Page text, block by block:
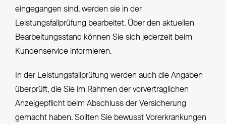
eingegangen sind, werden sie in der
Leistungsfallprüfung bearbeitet. Über den aktuellen
Bearbeitungsstand können Sie sich jederzeit beim
Kundenservice informieren.
In der Leistungsfallprüfung werden auch die Angaben
überprüft, die Sie im Rahmen der vorvertraglichen
Anzeigepflicht beim Abschluss der Versicherung
gemacht haben. Sollten Sie bewusst Vorerkrankungen